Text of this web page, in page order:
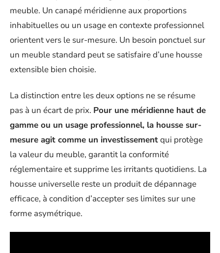
meuble. Un canapé méridienne aux proportions
inhabituelles ou un usage en contexte professionnel
orientent vers le sur-mesure. Un besoin ponctuel sur
un meuble standard peut se satisfaire d’une housse
extensible bien choisie.
La distinction entre les deux options ne se résume
pas à un écart de prix. Pour une méridienne haut de
gamme ou un usage professionnel, la housse sur-
mesure agit comme un investissementqui protège
la valeur du meuble, garantit la conformité
réglementaire et supprime les irritants quotidiens. La
housse universelle reste un produit de dépannage
efficace, à condition d’accepter ses limites sur une
forme asymétrique.